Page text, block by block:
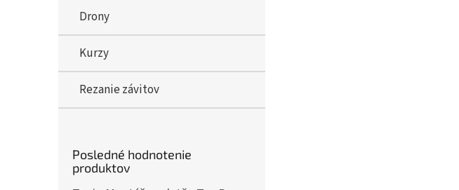
Drony
Kurzy
Rezanie závitov
Posledné hodnotenie
produktov